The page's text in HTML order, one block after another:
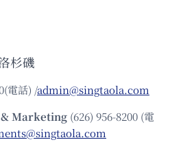
杉磯
電話) /admin@singtaola.com
Marketing (626) 956-8200 (電